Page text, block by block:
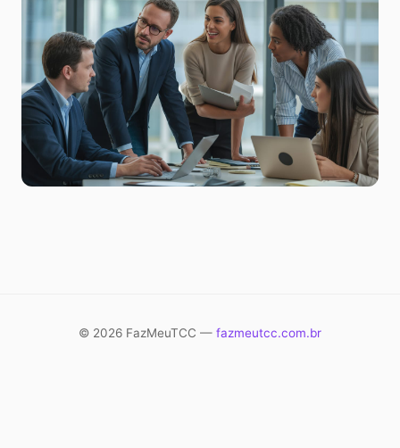
© 2026 FazMeuTCC — fazmeutcc.com.br